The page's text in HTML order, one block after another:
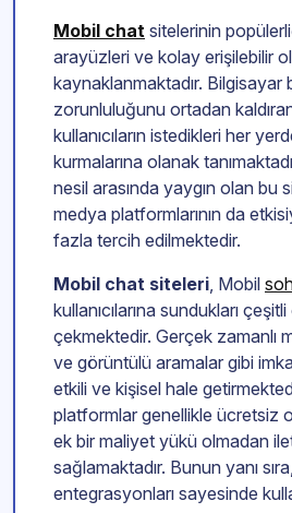
Mobil chat sitelerinin
arayüzleri ve kolay erişilebilir
kaynaklanmaktadır. Bilgisayar
zorunluluğunu ortadan
kullanıcıların istedikleri her
kurmalarına olanak
nesil arasında yaygın olan bu
medya platformlarının da
fazla tercih edilmektedir.
Mobil chat siteleri, Mobil
kullanıcılarına sundukları
çekmektedir. Gerçek zamanlı
ve görüntülü aramalar gibi
etkili ve kişisel hale
platformlar genellikle ücretsiz
ek bir maliyet yükü olmadan
sağlamaktadır. Bunun yanı
entegrasyonları sayesinde